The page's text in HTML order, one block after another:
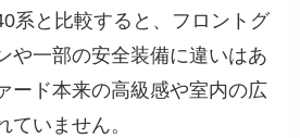
系と比較すると、フロントグ
や一部の安全装備に違いはあ
ード本来の高級感や室内の広
ていません。